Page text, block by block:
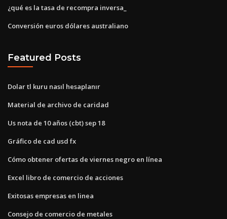
¿qué es la tasa de recompra inversa_
Conversión euros dólares australiano
Featured Posts
Dolar tl kuru nasıl hesaplanır
Material de archivo de caridad
Us nota de 10 años (cbt) sep 18
Gráfico de cad usd fx
Cómo obtener ofertas de viernes negro en línea
Excel libro de comercio de acciones
Exitosas empresas en linea
Consejo de comercio de metales